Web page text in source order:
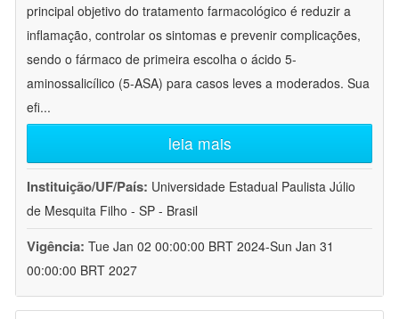
principal objetivo do tratamento farmacológico é reduzir a
inflamação, controlar os sintomas e prevenir complicações,
sendo o fármaco de primeira escolha o ácido 5-
aminossalicílico (5-ASA) para casos leves a moderados. Sua
efi...
leia mais
Instituição/UF/País: Universidade Estadual Paulista Júlio
de Mesquita Filho - SP - Brasil
Vigência: Tue Jan 02 00:00:00 BRT 2024-Sun Jan 31
00:00:00 BRT 2027